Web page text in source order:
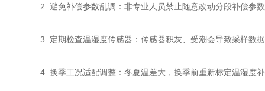
2. 避免补偿参数乱调：非专业人员禁止随意改动分段补偿参
3. 定期检查温湿度传感器：传感器积灰、受潮会导致采样数
4. 换季工况适配调整：冬夏温差大，换季前重新标定温湿度